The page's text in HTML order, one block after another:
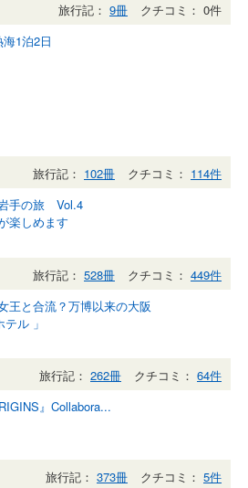
旅行記： 9冊
クチコミ： 0件
1泊2日
旅行記： 102冊 クチコミ： 114件
手の旅 Vol.4
楽しめます
旅行記： 528冊 クチコミ： 449件
王と合流？万博以来の大阪
ル 」
旅行記： 262冊 クチコミ： 64件
』Collabora...
旅行記： 373冊 クチコミ： 5件